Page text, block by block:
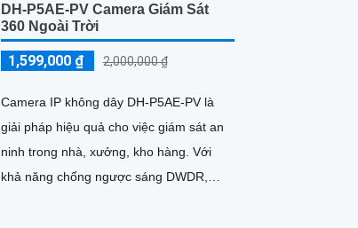
DH-P5AE-PV Camera Giám Sát
360 Ngoài Trời
1,599,000 ₫ 2,000,000 ₫
Camera IP không dây DH-P5AE-PV là
giải pháp hiệu quả cho việc giám sát an
ninh trong nhà, xưởng, kho hàng. Với
khả năng chống ngược sáng DWDR,